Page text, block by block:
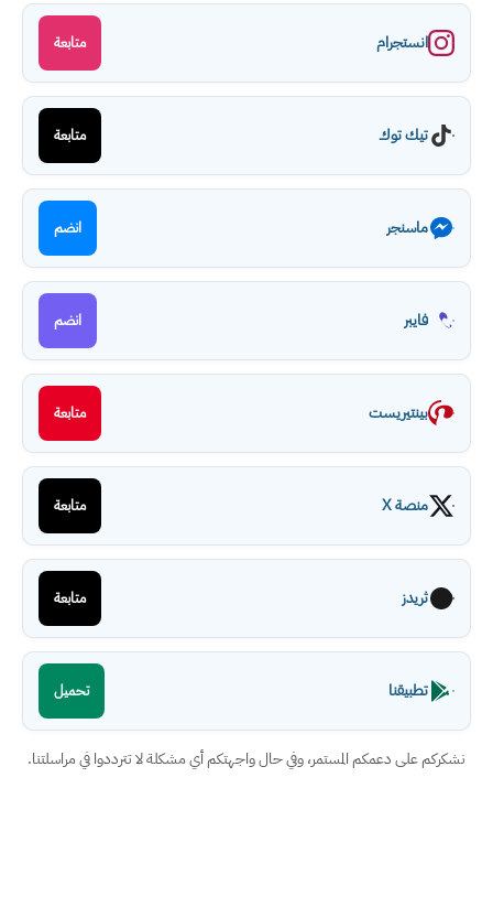
انستجرام متابعة
تيك توك متابعة
ماسنجر انضم
فايبر انضم
بينتيريست متابعة
منصة X متابعة
ثريدز متابعة
تطبيقنا تحميل
نشكركم على دعمكم المستمر، وفي حال واجهتكم أي مشكلة لا تترددوا في مراسلتنا.